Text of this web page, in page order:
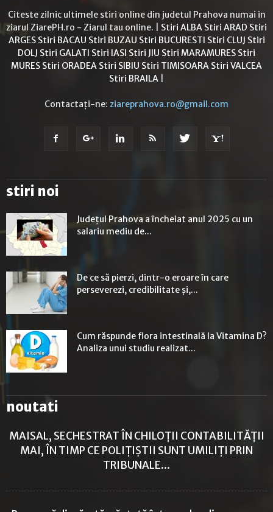
Citeste zilnic ultimele stiri online din judetul Prahova numai in
ziarul ZiarePH.ro - Ziarul tau online. | Stiri ALBA Stiri ARAD Stiri
ARGES Stiri BACAU Stiri BUZAU Stiri BUCURESTI Stiri CLUJ Stiri
DOLJ Stiri GALATI Stiri IASI Stiri JIU Stiri MARAMURES Stiri
MURES Stiri ORADEA Stiri SIBIU Stiri TIMISOARA Stiri VALCEA
Stiri BRAILA
Contactați-ne: ziareprahova.ro@gmail.com
stiri noi
Județul Prahova a încheiat anul 2025 cu un
salariu mediu de...
De ce să pierzi, dintr-o eroare în care
perseverezi, credibilitate și,...
Cum răspunde flora intestinală la Vitamina D?
Analiza unui studiu realizat...
noutati
MAISAL, SECHESTRAT ÎN CHILOȚII CONTABILITĂȚII
MAI, ÎN TIMP CE POLIȚIȘTII SUNT UMILIȚI PRIN
TRIBUNALE...